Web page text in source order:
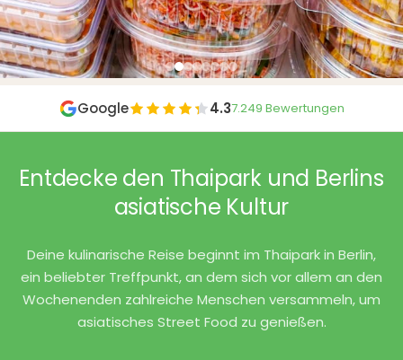
Google 4.37.249 Bewertungen
Entdecke den Thaipark und Berlins
asiatische Kultur
Deine kulinarische Reise beginnt im Thaipark in Berlin,
ein beliebter Treffpunkt, an dem sich vor allem an den
Wochenenden zahlreiche Menschen versammeln, um
asiatisches Street Food zu genießen.